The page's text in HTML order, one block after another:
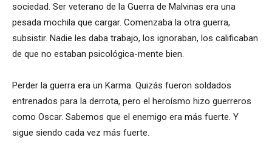
sociedad. Ser veterano de la Guerra de Malvinas era una
pesada mochila que cargar. Comenzaba la otra guerra,
subsistir. Nadie les daba trabajo, los ignoraban, los calificaban
de que no estaban psicológica-mente bien.
Perder la guerra era un Karma. Quizás fueron soldados
entrenados para la derrota, pero el heroísmo hizo guerreros
como Oscar. Sabemos que el enemigo era más fuerte. Y
sigue siendo cada vez más fuerte.